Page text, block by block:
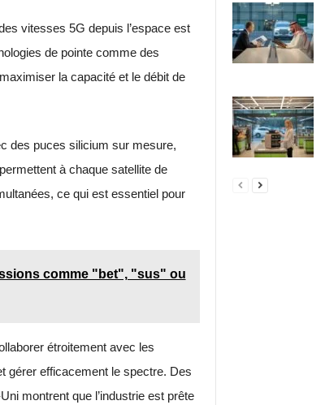
vitesses 5G depuis l’espace est
de pointe comme des
la capacité et le débit de
des puces silicium sur mesure,
à chaque satellite de
ce qui est essentiel pour
comme "bet", "sus" ou
étroitement avec les
gérer efficacement le spectre. Des
montrent que l’industrie est prête